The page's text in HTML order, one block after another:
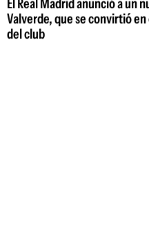
El Real Madrid anunció a un
Valverde, que se convirtió
del club